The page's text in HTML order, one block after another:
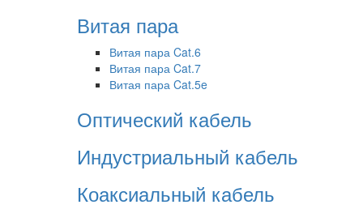
Витая пара
Витая пара Cat.6
Витая пара Cat.7
Витая пара Cat.5e
Оптический кабель
Индустриальный кабель
Коаксиальный кабель